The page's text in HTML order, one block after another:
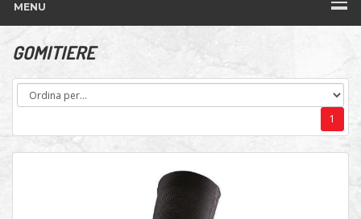
MENU
GOMITIERE
1